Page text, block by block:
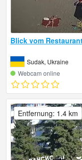
Blick vom
Sudak, Ukraine
Webcam online
Entfernung: 1.4 km